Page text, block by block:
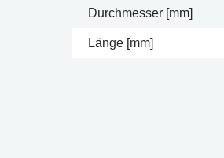
Durchmesser [mm]
Länge [mm]